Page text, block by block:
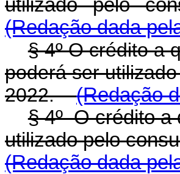
utilizado pelo
(Redação dada
§ 4º O crédito a
poderá ser
2022.(Redação
§ 4º O crédito a
utilizado pelo
(Redação dada